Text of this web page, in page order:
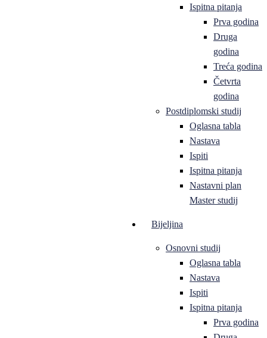
Ispitna pitanja
Prva godina
Druga
godina
Treća godina
Četvrta
godina
Postdiplomski studij
Oglasna tabla
Nastava
Ispiti
Ispitna pitanja
Nastavni plan
Master studij
Bijeljina
Osnovni studij
Oglasna tabla
Nastava
Ispiti
Ispitna pitanja
Prva godina